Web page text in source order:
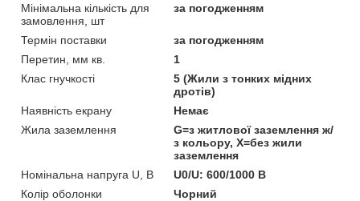
Мінімальна кількість для
замовлення, шт
за погодженням
Термін поставки
за погодженням
Перетин, мм кв.
1
Клас гнучкості
5 (Жили з тонких мідних
дротів)
Наявність екрану
Немає
Жила заземлення
G=з житлової заземлення ж/
з кольору, Х=без жили
заземлення
Номінальна напруга U, В
U0/U: 600/1000 В
Колір оболонки
Чорний